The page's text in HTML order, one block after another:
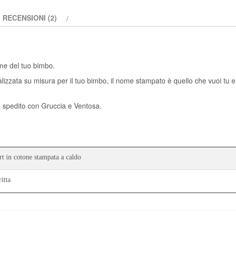
RECENSIONI (2)
del tuo bimbo.
su misura per il tuo bimbo, il nome stampato è quello che vuoi tu e
con Gruccia e Ventosa.
in cotone stampata a caldo